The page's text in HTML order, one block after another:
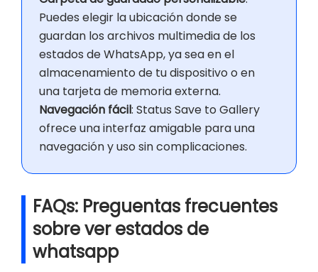
Puedes elegir la ubicación donde se
guardan los archivos multimedia de los
estados de WhatsApp, ya sea en el
almacenamiento de tu dispositivo o en
una tarjeta de memoria externa.
Navegación fácil: Status Save to Gallery
ofrece una interfaz amigable para una
navegación y uso sin complicaciones.
FAQs: Preguentas frecuentes
sobre ver estados de
whatsapp